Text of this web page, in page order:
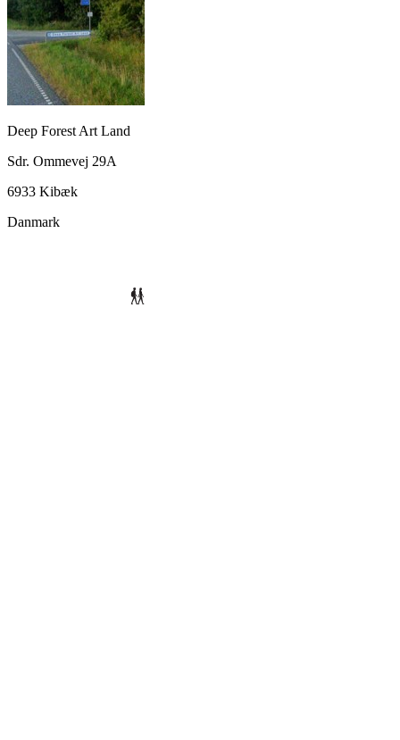
Deep Forest Art Land
Sdr. Ommevej 29A
6933 Kibæk
Danmark